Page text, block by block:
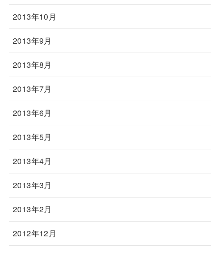
2013年10月
2013年9月
2013年8月
2013年7月
2013年6月
2013年5月
2013年4月
2013年3月
2013年2月
2012年12月